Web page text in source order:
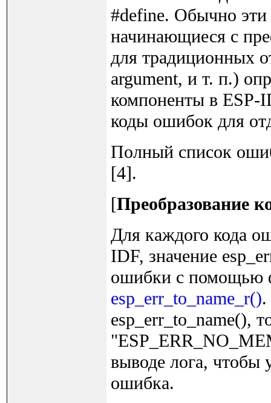
#define. Обычно
начинающиеся с
для традиционных
argument, и т. п.)
компоненты в ESP-
коды ошибок для
Полный список
[4].
[Преобразование
Для каждого кода
IDF, значение
ошибки с помощью
esp_err_to_name_r()
esp_err_to_name(),
выводе лога, чтобы
ошибка.